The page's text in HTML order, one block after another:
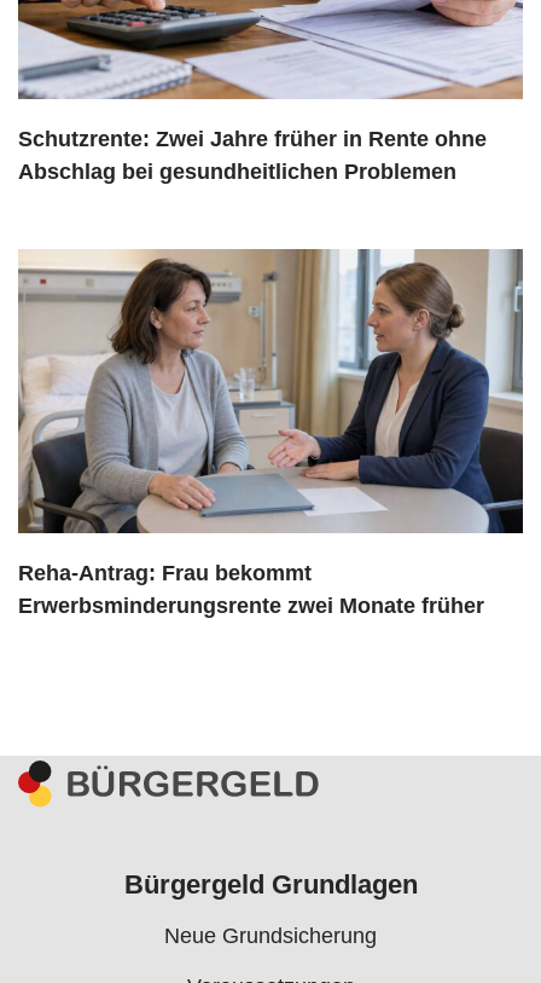
Schutzrente: Zwei Jahre früher in Rente ohne
Abschlag bei gesundheitlichen Problemen
Reha-Antrag: Frau bekommt
Erwerbsminderungsrente zwei Monate früher
Bürgergeld Grundlagen
Neue Grundsicherung